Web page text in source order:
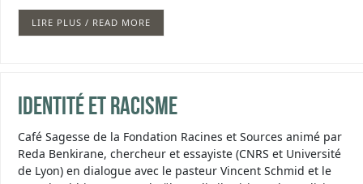
LIRE PLUS / READ MORE
Identité et racisme
Café Sagesse de la Fondation Racines et Sources animé par
Reda Benkirane, chercheur et essayiste (CNRS et Université
de Lyon) en dialogue avec le pasteur Vincent Schmid et le